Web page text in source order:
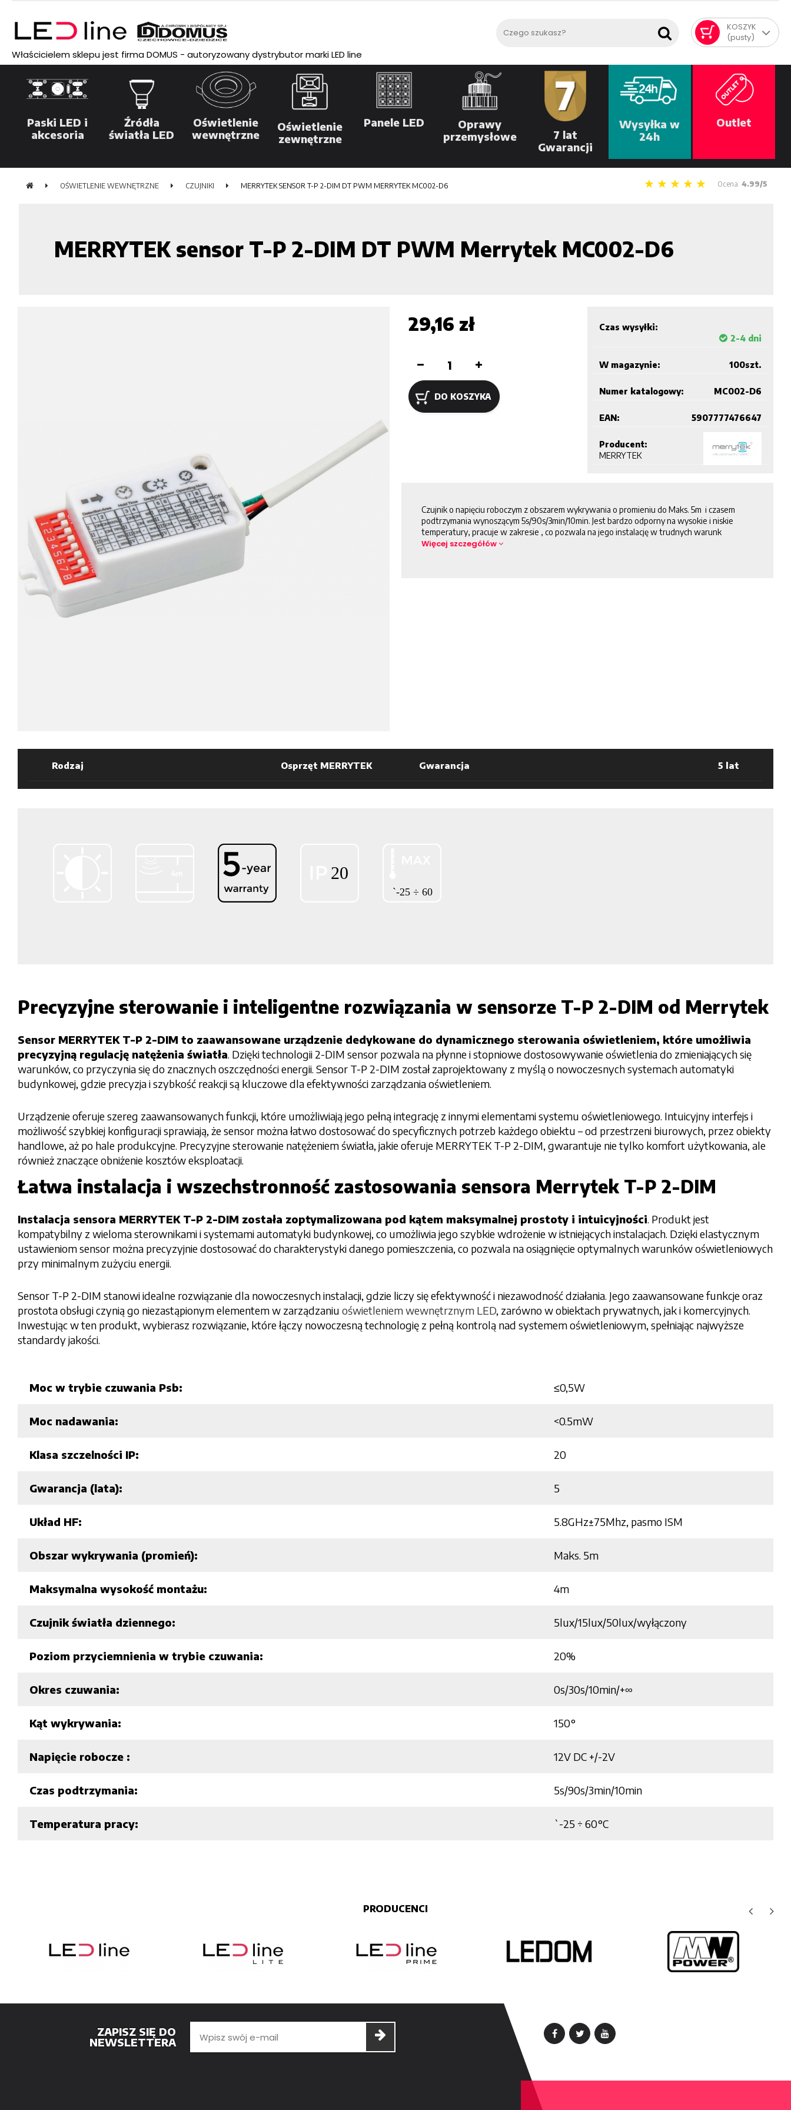
KOSZYK
(pusty)
Właścicielem sklepu jest firma DOMUS - autoryzowany dystrybutor marki LED line
Paski LED i
akcesoria
Źródła
światła LED
Oświetlenie
wewnętrzne
Oświetlenie
zewnętrzne
Panele LED
Oprawy
przemysłowe
7 lat
Gwarancji
Wysyłka w
24h
Outlet
OŚWIETLENIE WEWNĘTRZNE CZUJNIKI MERRYTEK SENSOR T-P 2-DIM DT PWM MERRYTEK MC002-D6 Ocena: 4.99/5
MERRYTEK sensor T-P 2-DIM DT PWM Merrytek MC002-D6
29,16 zł
DO KOSZYKA
Czas wysyłki:
2-4 dni
W magazynie: szt.
100
Numer katalogowy: MC002-D6
EAN: 5907777476647
Producent:
MERRYTEK
Czujnik o napięciu roboczym z obszarem wykrywania o promieniu do Maks. 5m i czasem
podtrzymania wynoszącym 5s/90s/3min/10min. Jest bardzo odporny na wysokie i niskie
temperatury, pracuje w zakresie , co pozwala na jego instalację w trudnych warunk
Więcej szczegółów
Rodzaj Osprzęt MERRYTEK Gwarancja 5 lat
Precyzyjne sterowanie i inteligentne rozwiązania w sensorze T-P 2-DIM od Merrytek
Sensor MERRYTEK T-P 2-DIM to zaawansowane urządzenie dedykowane do dynamicznego sterowania oświetleniem, które umożliwia
precyzyjną regulację natężenia światła. Dzięki technologii 2-DIM sensor pozwala na płynne i stopniowe dostosowywanie oświetlenia do zmieniających się
warunków, co przyczynia się do znacznych oszczędności energii. Sensor T-P 2-DIM został zaprojektowany z myślą o nowoczesnych systemach automatyki
budynkowej, gdzie precyzja i szybkość reakcji są kluczowe dla efektywności zarządzania oświetleniem.
Urządzenie oferuje szereg zaawansowanych funkcji, które umożliwiają jego pełną integrację z innymi elementami systemu oświetleniowego. Intuicyjny interfejs i
możliwość szybkiej konfiguracji sprawiają, że sensor można łatwo dostosować do specyficznych potrzeb każdego obiektu – od przestrzeni biurowych, przez obiekty
handlowe, aż po hale produkcyjne. Precyzyjne sterowanie natężeniem światła, jakie oferuje MERRYTEK T-P 2-DIM, gwarantuje nie tylko komfort użytkowania, ale
również znaczące obniżenie kosztów eksploatacji.
Łatwa instalacja i wszechstronność zastosowania sensora Merrytek T-P 2-DIM
Instalacja sensora MERRYTEK T-P 2-DIM została zoptymalizowana pod kątem maksymalnej prostoty i intuicyjności. Produkt jest
kompatybilny z wieloma sterownikami i systemami automatyki budynkowej, co umożliwia jego szybkie wdrożenie w istniejących instalacjach. Dzięki elastycznym
ustawieniom sensor można precyzyjnie dostosować do charakterystyki danego pomieszczenia, co pozwala na osiągnięcie optymalnych warunków oświetleniowych
przy minimalnym zużyciu energii.
Sensor T-P 2-DIM stanowi idealne rozwiązanie dla nowoczesnych instalacji, gdzie liczy się efektywność i niezawodność działania. Jego zaawansowane funkcje oraz
prostota obsługi czynią go niezastąpionym elementem w zarządzaniu oświetleniem wewnętrznym LED, zarówno w obiektach prywatnych, jak i komercyjnych.
Inwestując w ten produkt, wybierasz rozwiązanie, które łączy nowoczesną technologię z pełną kontrolą nad systemem oświetleniowym, spełniając najwyższe
standardy jakości.
Moc w trybie czuwania Psb: ≤0,5W
Moc nadawania: <0.5mW
Klasa szczelności IP: 20
Gwarancja (lata): 5
Układ HF: 5.8GHz±75Mhz, pasmo ISM
Obszar wykrywania (promień): Maks. 5m
Maksymalna wysokość montażu: 4m
Czujnik światła dziennego: 5lux/15lux/50lux/wyłączony
Poziom przyciemnienia w trybie czuwania: 20%
Okres czuwania: 0s/30s/10min/+∞
Kąt wykrywania: 150°
Napięcie robocze : 12V DC +/-2V
Czas podtrzymania: 5s/90s/3min/10min
Temperatura pracy: `-25 ÷ 60°C
PRODUCENCI
ZAPISZ SIĘ DO
NEWSLETTERA